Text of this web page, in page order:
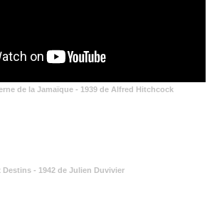
de la Jamaïque - 1939 de Alfred Hitchcock
Destins - 1942 de Julien Duvivier